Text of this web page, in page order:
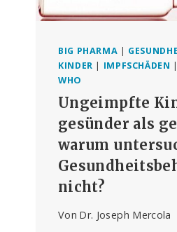
BIG PHARMA |
KINDER | IMPFSCHÄDEN |
WHO
Ungeimpfte
gesünder als
warum
nicht?
Von Dr. Joseph Mercola